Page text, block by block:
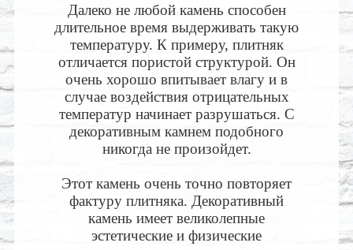
Далеко не любой камень способен
длительное время выдерживать такую
температуру. К примеру, плитняк
отличается пористой структурой. Он
очень хорошо впитывает влагу и в
случае воздействия отрицательных
температур начинает разрушаться. С
декоративным камнем подобного
никогда не произойдет.
Этот камень очень точно повторяет
фактуру плитняка. Декоративный
камень имеет великолепные
эстетические и физические